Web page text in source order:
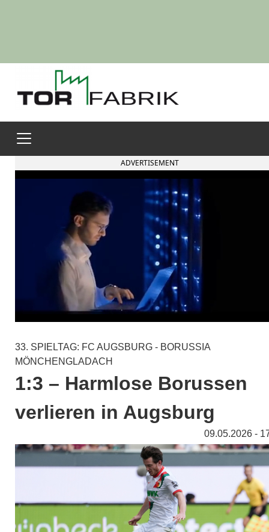
ADVERTISEMENT
33. SPIELTAG: FC AUGSBURG - BORUSSIA
MÖNCHENGLADACH
1:3 – Harmlose Borussen
verlieren in Augsburg
09.05.2026 -